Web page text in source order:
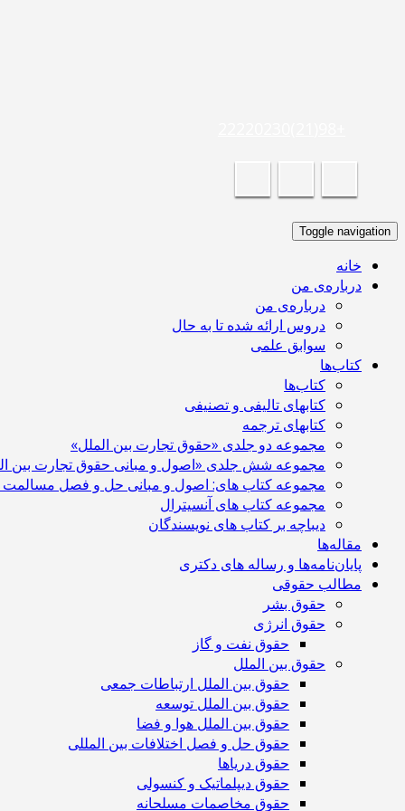
Toggle navigation
خانه
درباره‌ی من
درباره‌ی من
دروس ارائه شده تا به حال
سوابق علمی
کتاب‌ها
کتاب‌ها
کتابهای تالیفی و تصنیفی
کتابهای ترجمه
مجموعه دو جلدی «حقوق تجارت بین الملل»
مجموعه شش جلدی «اصول و مبانی حقوق تجارت بین
مجموعه کتاب های: اصول و مبانی حل و فصل مسالمت
مجموعه کتاب های آنسیترال
دیباچه بر کتاب های نویسندگان
مقاله‌ها
پایان‌نامه‌ها و رساله های دکتری
مطالب حقوقی
حقوق بشر
حقوق انرژی
حقوق نفت و گاز
حقوق بین الملل
حقوق بین الملل ارتباطات جمعی
حقوق بین الملل توسعه
حقوق بین الملل هوا و فضا
حقوق حل و فصل اختلافات بین المللی
حقوق دریاها
حقوق دیپلماتیک و کنسولی
حقوق مخاصمات مسلحانه